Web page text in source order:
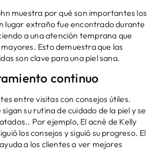
muestra por qué son importantes los
lugar extraño fue encontrado durante
a una atención temprana que
Esto demuestra que las
son clave para una piel sana.
continuo
entre visitas con consejos útiles.
su rutina de cuidado de la piel y se
Por ejemplo, El acné de Kelly
los consejos y siguió su progreso. El
a los clientes a ver mejores